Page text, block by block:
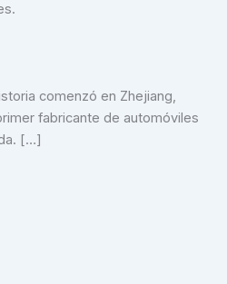
comenzó en Zhejiang,
fabricante de automóviles
[…]